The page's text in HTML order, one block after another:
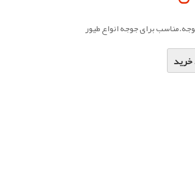
برای جوجه انواع طیور